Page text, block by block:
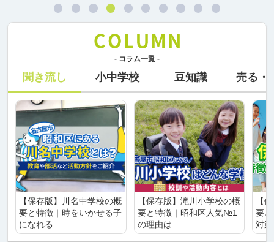
- コラム一覧 -
聞き流し 小中学校 豆知識 売る・
【保存版】川名中学校の概
要と特徴｜時をいかせる子
になれる
【保存版】滝川小学校の概
要と特徴｜昭和区人気№1
の理由は
【
要
対